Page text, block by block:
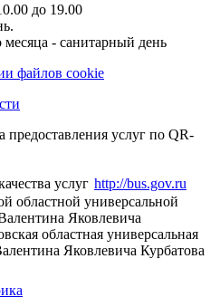
до 19.00
- санитарный день
файлов cookie
предоставления услуг по QR-
http://bus.gov.ru
областной универсальной
Яковлевича
областная универсальная
Яковлевича Курбатова